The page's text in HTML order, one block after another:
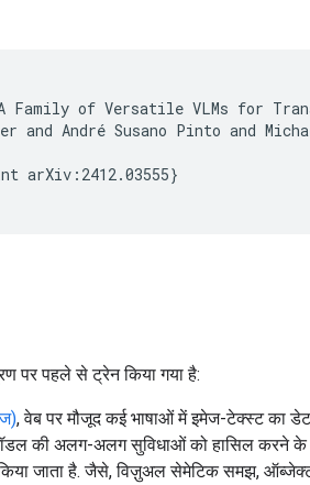
Family of Versatile VLMs for
and André Susano Pinto and
arXiv:2412.03555}
पर पहले से ट्रेन किया गया है:
, वेब पर मौजूद कई भाषाओं में इमेज-टेक्स्ट का
मॉडल की अलग-अलग सुविधाओं को हासिल करने
जाता है. जैसे, विज़ुअल सेमेटिक समझ,